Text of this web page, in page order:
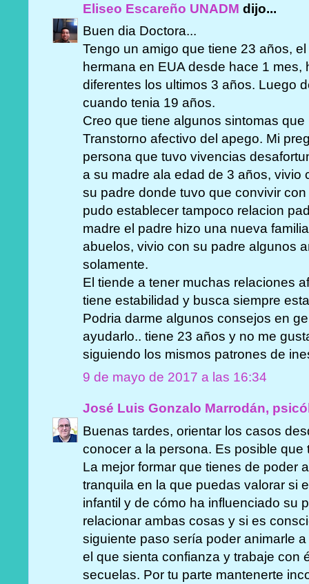
Eliseo Escareño UNADM dijo...
Buen dia Doctora...
Tengo un amigo que tiene 23 años,
hermana en EUA desde hace 1
diferentes los ultimos 3 años. Luego
cuando tenia 19 años.
Creo que tiene algunos sintomas
Transtorno afectivo del apego. Mi
persona que tuvo vivencias
a su madre ala edad de 3 años,
su padre donde tuvo que convivir
pudo establecer tampoco relacion
madre el padre hizo una nueva
abuelos, vivio con su padre algunos
solamente.
El tiende a tener muchas relaciones
tiene estabilidad y busca siempre
Podria darme algunos consejos en
ayudarlo.. tiene 23 años y no me
siguiendo los mismos patrones de
9 de mayo de 2017 a las 16:34
José Luis Gonzalo Marrodán,
Buenas tardes, orientar los casos
conocer a la persona. Es posible
La mejor formar que tienes de poder
tranquila en la que puedas valorar si
infantil y de cómo ha influenciado su
relacionar ambas cosas y si es
siguiente paso sería poder animarle
el que sienta confianza y trabaje con
secuelas. Por tu parte mantenerte